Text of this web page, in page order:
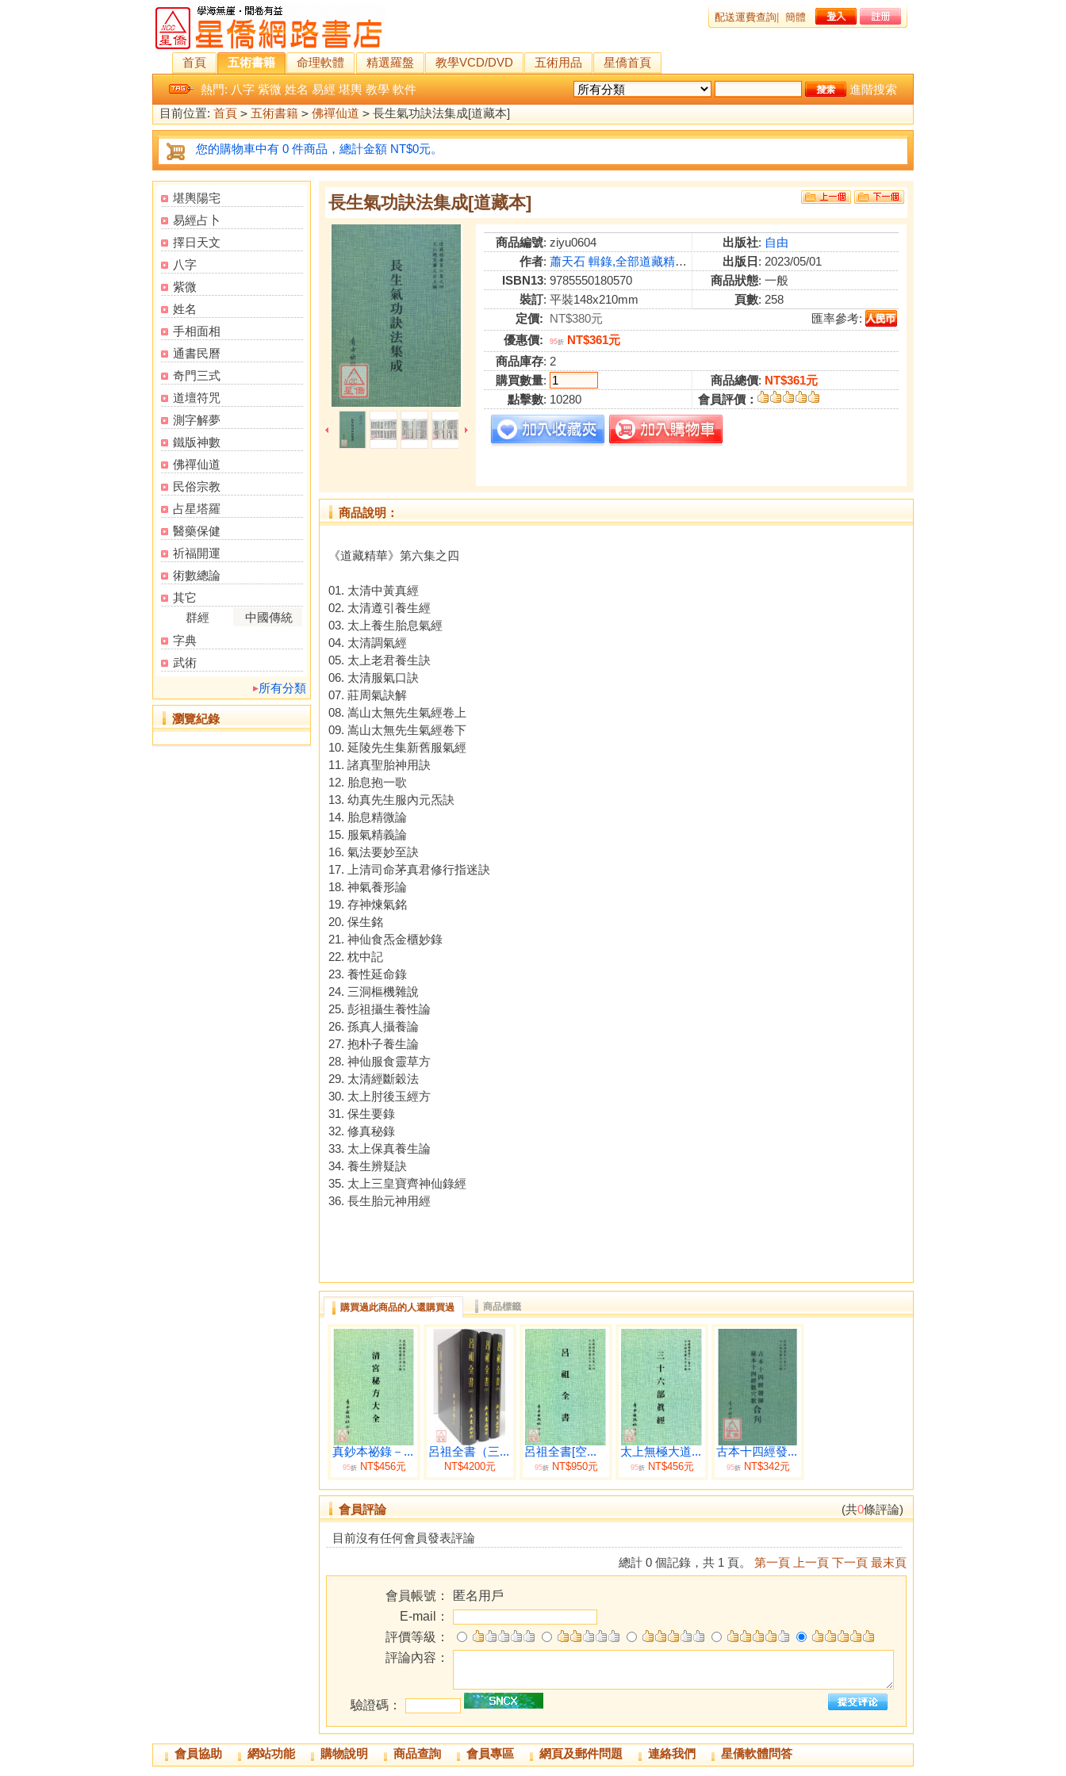
配送運費查詢 簡體
首頁 五術書籍 命理軟體 精選羅盤 教學VCD/DVD 五術用品
星僑首頁
熱門: 八字 紫微 姓名 易經 堪輿 教學 軟件
進階搜索
目前位置: 首頁 > 五術書籍 > 佛禪仙道 > 長生氣功訣法集成[道藏本]
您的購物車中有 0 件商品，總計金額 NT$0元。
堪輿陽宅
易經占卜
擇日天文
八字
紫微
姓名
手相面相
通書民曆
奇門三式
道壇符咒
測字解夢
鐵版神數
佛禪仙道
民俗宗教
占星塔羅
醫藥保健
祈福開運
術數總論
其它
群經
中國傳統
字典
武術
所有分類
瀏覽紀錄
長生氣功訣法集成[道藏本]
商品編號: ziyu0604 出版社: 自由
作者: 蕭天石 輯錄,全部道藏精鐘長生氣功祕法凡八十五種,歷代聖真傳述 出版日 : 2023/05/01
ISBN13: 9785550180570 商品狀態: 一般
裝訂: 平裝148x210mm 頁數: 258
定價: NT$380元
匯率參考:
優惠價:
95折 NT$361元
商品庫存: 2
購買數量: 商品總價: NT$361元
點擊數: 10280 會員評價：
商品說明：
《道藏精華》第六集之四
01. 太清中黃真經
02. 太清遵引養生經
03. 太上養生胎息氣經
04. 太清調氣經
05. 太上老君養生訣
06. 太清服氣口訣
07. 莊周氣訣解
08. 嵩山太無先生氣經卷上
09. 嵩山太無先生氣經卷下
10. 延陵先生集新舊服氣經
11. 諸真聖胎神用訣
12. 胎息抱一歌
13. 幼真先生服內元炁訣
14. 胎息精微論
15. 服氣精義論
16. 氣法要妙至訣
17. 上清司命茅真君修行指迷訣
18. 神氣養形論
19. 存神煉氣銘
20. 保生銘
21. 神仙食炁金櫃妙錄
22. 枕中記
23. 養性延命錄
24. 三洞樞機雜說
25. 彭祖攝生養性論
26. 孫真人攝養論
27. 抱朴子養生論
28. 神仙服食靈草方
29. 太清經斷穀法
30. 太上肘後玉經方
31. 保生要錄
32. 修真秘錄
33. 太上保真養生論
34. 養生辨疑訣
35. 太上三皇寶齊神仙錄經
36. 長生胎元神用經
購買過此商品的人還購買過 商品標籤
真鈔本祕錄－...
95折NT$456元
呂祖全書（三...
NT$4200元
呂祖全書[空...
95折NT$950元
太上無極大道...
95折NT$456元
古本十四經發...
95折NT$342元
會員評論 (共0條評論)
目前沒有任何會員發表評論
總計 0 個記錄，共 1 頁。 第一頁 上一頁 下一頁 最末頁
會員帳號：
匿名用戶
E-mail：
評價等級：
評論內容：
驗證碼：
會員協助 網站功能 購物說明 商品查詢 會員專區 網頁及郵件問題 連絡我們 星僑軟體問答